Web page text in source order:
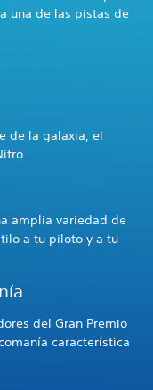
una de las pistas de
de la galaxia, el
amplia variedad de
a tu piloto y a tu
del Gran Premio
característica